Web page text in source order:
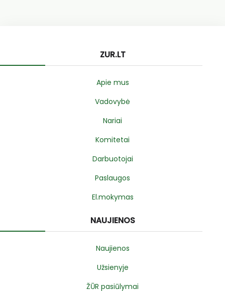
ZUR.LT
Apie mus
Vadovybė
Nariai
Komitetai
Darbuotojai
Paslaugos
El.mokymas
NAUJIENOS
Naujienos
Užsienyje
ŽŪR pasiūlymai